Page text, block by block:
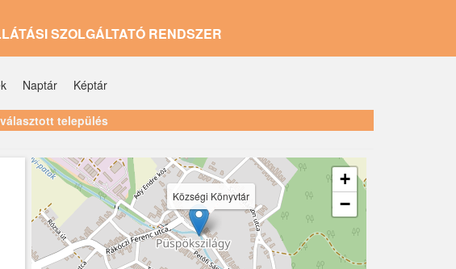
SZOLGÁLTATÓ RENDSZER
Naptár Képtár
település
Községi Könyvtár
+
−